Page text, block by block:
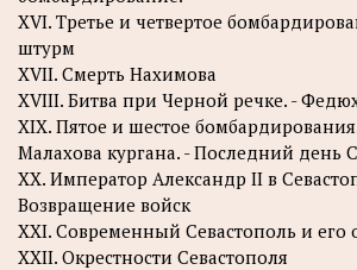
XVI. Третье и четвертое
штурм
XVII. Смерть Нахимова
XVIII. Битва при Черной речке. -
XIX. Пятое и шестое
Малахова кургана. - Последний день
XX. Император Александр II в
Возвращение войск
XXI. Современный Севастополь и его
XXII. Окрестности Севастополя